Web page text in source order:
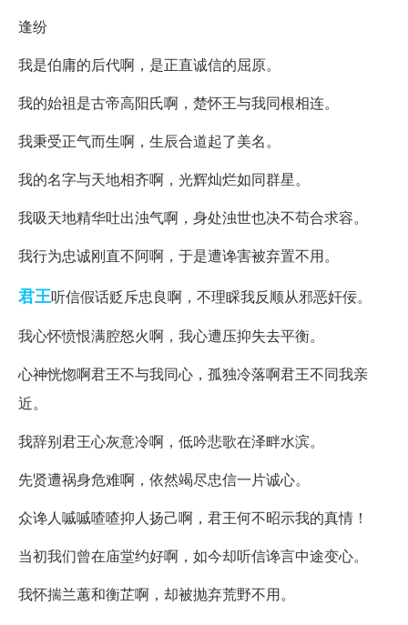
逢纷
我是伯庸的后代啊，是正直诚信的屈原。
我的始祖是古帝高阳氏啊，楚怀王与我同根相连。
我秉受正气而生啊，生辰合道起了美名。
我的名字与天地相齐啊，光辉灿烂如同群星。
我吸天地精华吐出浊气啊，身处浊世也决不苟合求容。
我行为忠诚刚直不阿啊，于是遭谗害被弃置不用。
君王听信假话贬斥忠良啊，不理睬我反顺从邪恶奸佞。
我心怀愤恨满腔怒火啊，我心遭压抑失去平衡。
心神恍惚啊君王不与我同心，孤独冷落啊君王不同我亲
近。
我辞别君王心灰意冷啊，低吟悲歌在泽畔水滨。
先贤遭祸身危难啊，依然竭尽忠信一片诚心。
众谗人嘁嘁喳喳抑人扬己啊，君王何不昭示我的真情！
当初我们曾在庙堂约好啊，如今却听信谗言中途变心。
我怀揣兰蕙和衡芷啊，却被抛弃荒野不用。